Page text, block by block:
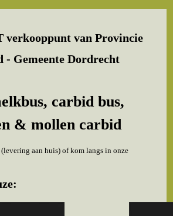
van Provincie
- Gemeente Dordrecht
carbid bus,
& mollen carbid
aan huis) of kom langs in onze